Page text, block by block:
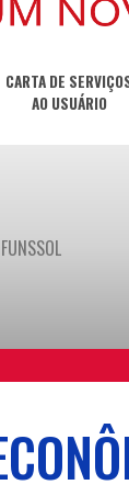
CARTA DE
AO USUÁRIO